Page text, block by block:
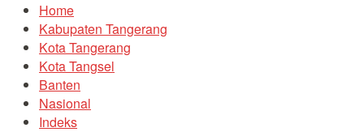
Home
Kabupaten Tangerang
Kota Tangerang
Kota Tangsel
Banten
Nasional
Indeks